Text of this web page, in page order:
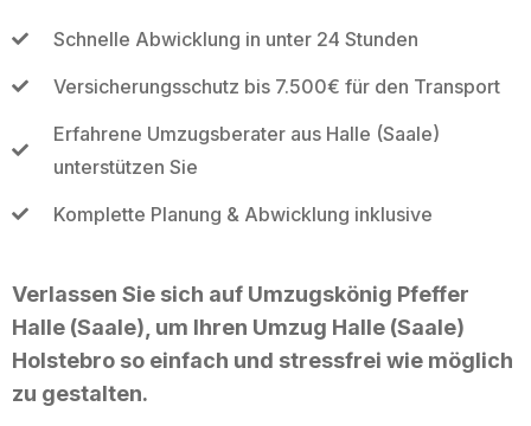
Schnelle Abwicklung in unter 24 Stunden
Versicherungsschutz bis 7.500€ für den Transport
Erfahrene Umzugsberater aus Halle (Saale)
unterstützen Sie
Komplette Planung & Abwicklung inklusive
Verlassen Sie sich auf Umzugskönig Pfeffer
Halle (Saale), um Ihren Umzug Halle (Saale)
Holstebro so einfach und stressfrei wie möglich
zu gestalten.